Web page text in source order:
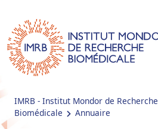
IMRB - Institut Mondor de Recherche
Biomédicale
Annuaire